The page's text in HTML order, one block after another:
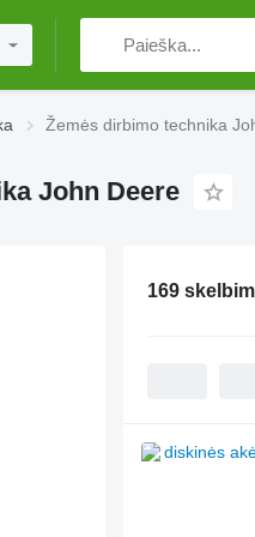
Žemės dirbimo technika
John Deere
169